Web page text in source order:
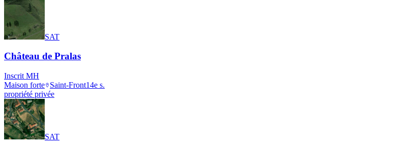
SAT
Château de Pralas
Inscrit MH
Maison forte
Saint-Front14e s.
propriété privée
SAT